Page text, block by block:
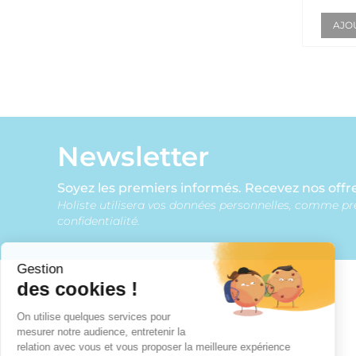
Newsletter
Soyez les premiers informés. Recevez nos
Holiste utilisera vos données personnelles, comme
confidentialité.